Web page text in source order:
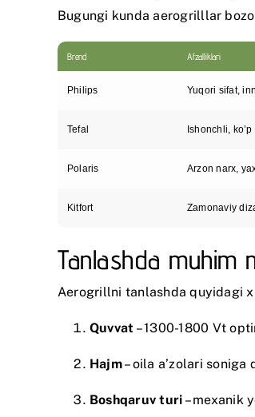
Bugungi kunda aerogrilllar
Brend Afzalliklari
Philips Yuqori sifat,
Tefal Ishonchli,
Polaris Arzon narx,
Kitfort Zamonaviy
Tanlashda muhim
Aerogrillni tanlashda quyidagi
Quvvat – 1300-1800 Vt
Hajm– oila a’zolari soniga
Boshqaruv turi – mexanik